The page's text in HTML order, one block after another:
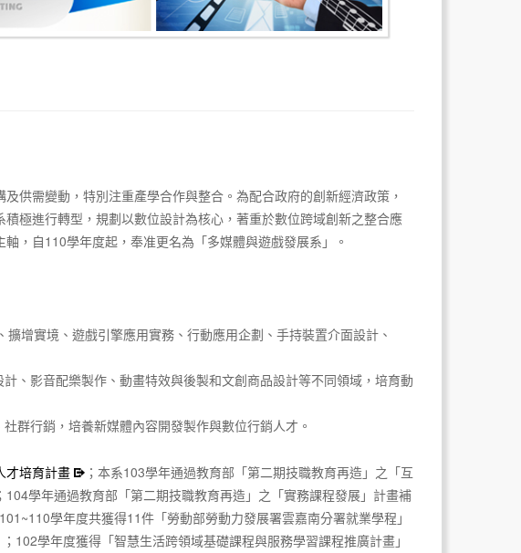
供需變動，特別注重產學合作與整合。為配合政府的創新經濟政策，
極進行轉型，規劃以數位設計為核心，著重於數位跨域創新之整合應
，自110學年度起，奉准更名為「多媒體與遊戲發展系」。
增實境、遊戲引擎應用實務、行動應用企劃、手持裝置介面設計、
、影音配樂製作、動畫特效與後製和文創商品設計等不同領域，培育動
群行銷，培養新媒體內容開發製作與數位行銷人才。
才培育計畫
；本系103學年通過教育部「第二期技職教育再造」之「互
學年通過教育部「第二期技職教育再造」之「實務課程發展」計畫補
學年度共獲得11件「勞動部勞動力發展署雲嘉南分署就業學程」
102學年度獲得「智慧生活跨領域基礎課程與服務學習課程推廣計畫」